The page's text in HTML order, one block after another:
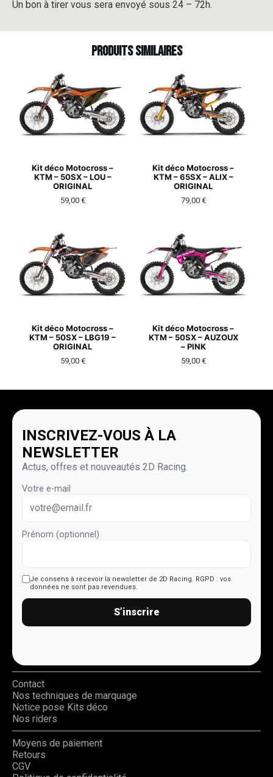
Un bon à tirer vous sera envoyé sous 24 – 72h.
Produits similaires
Kit déco Motocross –
KTM – 50SX – LOU –
ORIGINAL
59,00 €
Kit déco Motocross –
KTM – 65SX – ALIX –
ORIGINAL
79,00 €
Kit déco Motocross –
KTM – 50SX – LBG19 –
ORIGINAL
59,00 €
Kit déco Motocross –
KTM – 50SX – AUZOUX
– PINK
59,00 €
INSCRIVEZ-VOUS À LA
NEWSLETTER
Actus, offres et nouveautés 2D Racing.
Votre e-mail
Prénom (optionnel)
Je consens à recevoir la newsletter de 2D Racing. RGPD : vos
données ne sont pas revendues.
S’inscrire
Contact
Nos techniques de marquage
Notice pose Kits déco
Nos riders
Moyens de paiement
Retours
CGV